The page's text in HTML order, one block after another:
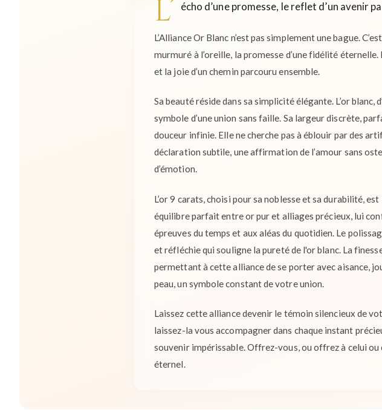
L’ écho d’une promesse, le reflet d’un avenir
L’Alliance Or Blanc n’est pas simplement une bague.
murmuré à l’oreille, la promesse d’une fidélité
et la joie d’un chemin parcouru ensemble.
Sa beauté réside dans sa simplicité élégante. L’or
symbole d’une union sans faille. Sa largeur discrète,
douceur infinie. Elle ne cherche pas à éblouir par des
déclaration subtile, une affirmation de l’amour sans
d’émotion.
L’or 9 carats, choisi pour sa noblesse et sa durabilité,
équilibre parfait entre or pur et alliages précieux, lui
épreuves du temps et aux aléas du quotidien. Le
et réfléchie qui souligne la pureté de l'or blanc. La
permettant à cette alliance de se porter avec aisance,
peau, un symbole constant de votre union.
Laissez cette alliance devenir le témoin silencieux de
laissez-la vous accompagner dans chaque instant
souvenir impérissable. Offrez-vous, ou offrez à celui ou
éternel.